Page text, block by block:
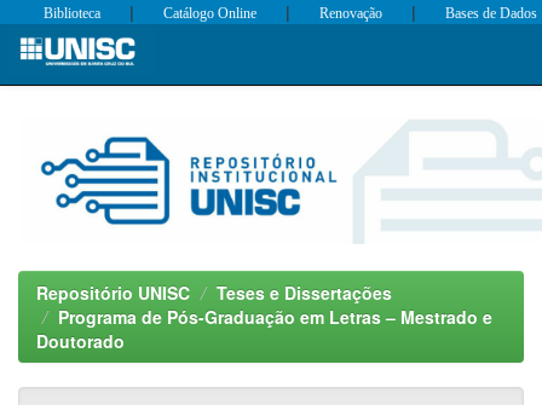
Skip
Biblioteca | Catálogo Online | Renovação | Bases de Dados
Repositório UNISC
Teses e Dissertações
Programa de Pós-Graduação em Letras – Mestrado e
Doutorado